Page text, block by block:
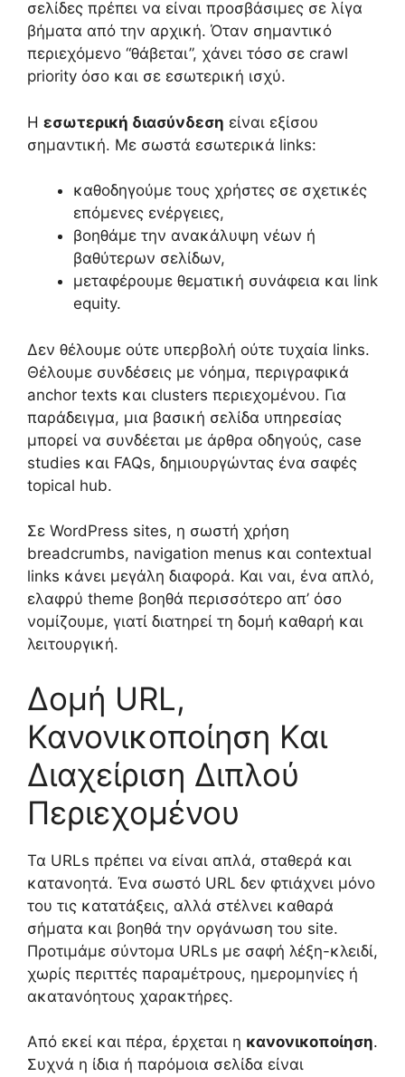
σελίδες πρέπει να είναι προσβάσιμες σε λίγα
βήματα από την αρχική. Όταν σημαντικό
περιεχόμενο “θάβεται”, χάνει τόσο σε crawl
priority όσο και σε εσωτερική ισχύ.
Η εσωτερική διασύνδεση είναι εξίσου
σημαντική. Με σωστά εσωτερικά links:
καθοδηγούμε τους χρήστες σε σχετικές
επόμενες ενέργειες,
βοηθάμε την ανακάλυψη νέων ή
βαθύτερων σελίδων,
μεταφέρουμε θεματική συνάφεια και link
equity.
Δεν θέλουμε ούτε υπερβολή ούτε τυχαία links.
Θέλουμε συνδέσεις με νόημα, περιγραφικά
anchor texts και clusters περιεχομένου. Για
παράδειγμα, μια βασική σελίδα υπηρεσίας
μπορεί να συνδέεται με άρθρα οδηγούς, case
studies και FAQs, δημιουργώντας ένα σαφές
topical hub.
Σε WordPress sites, η σωστή χρήση
breadcrumbs, navigation menus και contextual
links κάνει μεγάλη διαφορά. Και ναι, ένα απλό,
ελαφρύ theme βοηθά περισσότερο απ’ όσο
νομίζουμε, γιατί διατηρεί τη δομή καθαρή και
λειτουργική.
Δομή URL,
Κανονικοποίηση Και
Διαχείριση Διπλού
Περιεχομένου
Τα URLs πρέπει να είναι απλά, σταθερά και
κατανοητά. Ένα σωστό URL δεν φτιάχνει μόνο
του τις κατατάξεις, αλλά στέλνει καθαρά
σήματα και βοηθά την οργάνωση του site.
Προτιμάμε σύντομα URLs με σαφή λέξη-κλειδί,
χωρίς περιττές παραμέτρους, ημερομηνίες ή
ακατανόητους χαρακτήρες.
Από εκεί και πέρα, έρχεται η κανονικοποίηση.
Συχνά η ίδια ή παρόμοια σελίδα είναι